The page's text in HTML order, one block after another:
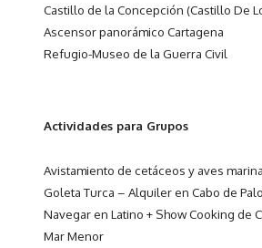
Castillo de la Concepción (Castillo De
Ascensor panorámico Cartagena
Refugio-Museo de la Guerra Civil
Actividades para Grupos
Avistamiento de cetáceos y aves
Goleta Turca – Alquiler en Cabo de
Navegar en Latino + Show Cooking de
Mar Menor